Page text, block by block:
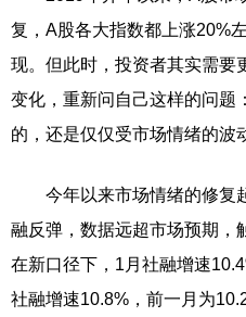
复，A股各大指数都上涨20%
现。但此时，投资者其实需要
变化，重新问自己这样的问题
的，还是仅仅受市场情绪的波
今年以来市场情绪的修复
融反弹，数据远超市场预期，
在新口径下，1月社融增速
社融增速10.8%，前一月为